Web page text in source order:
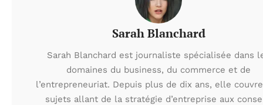
Sarah Blanchard
Sarah Blanchard est journaliste spécialisée dans
domaines du business, du commerce et de
l’entrepreneuriat. Depuis plus de dix ans, elle
sujets allant de la stratégie d’entreprise aux